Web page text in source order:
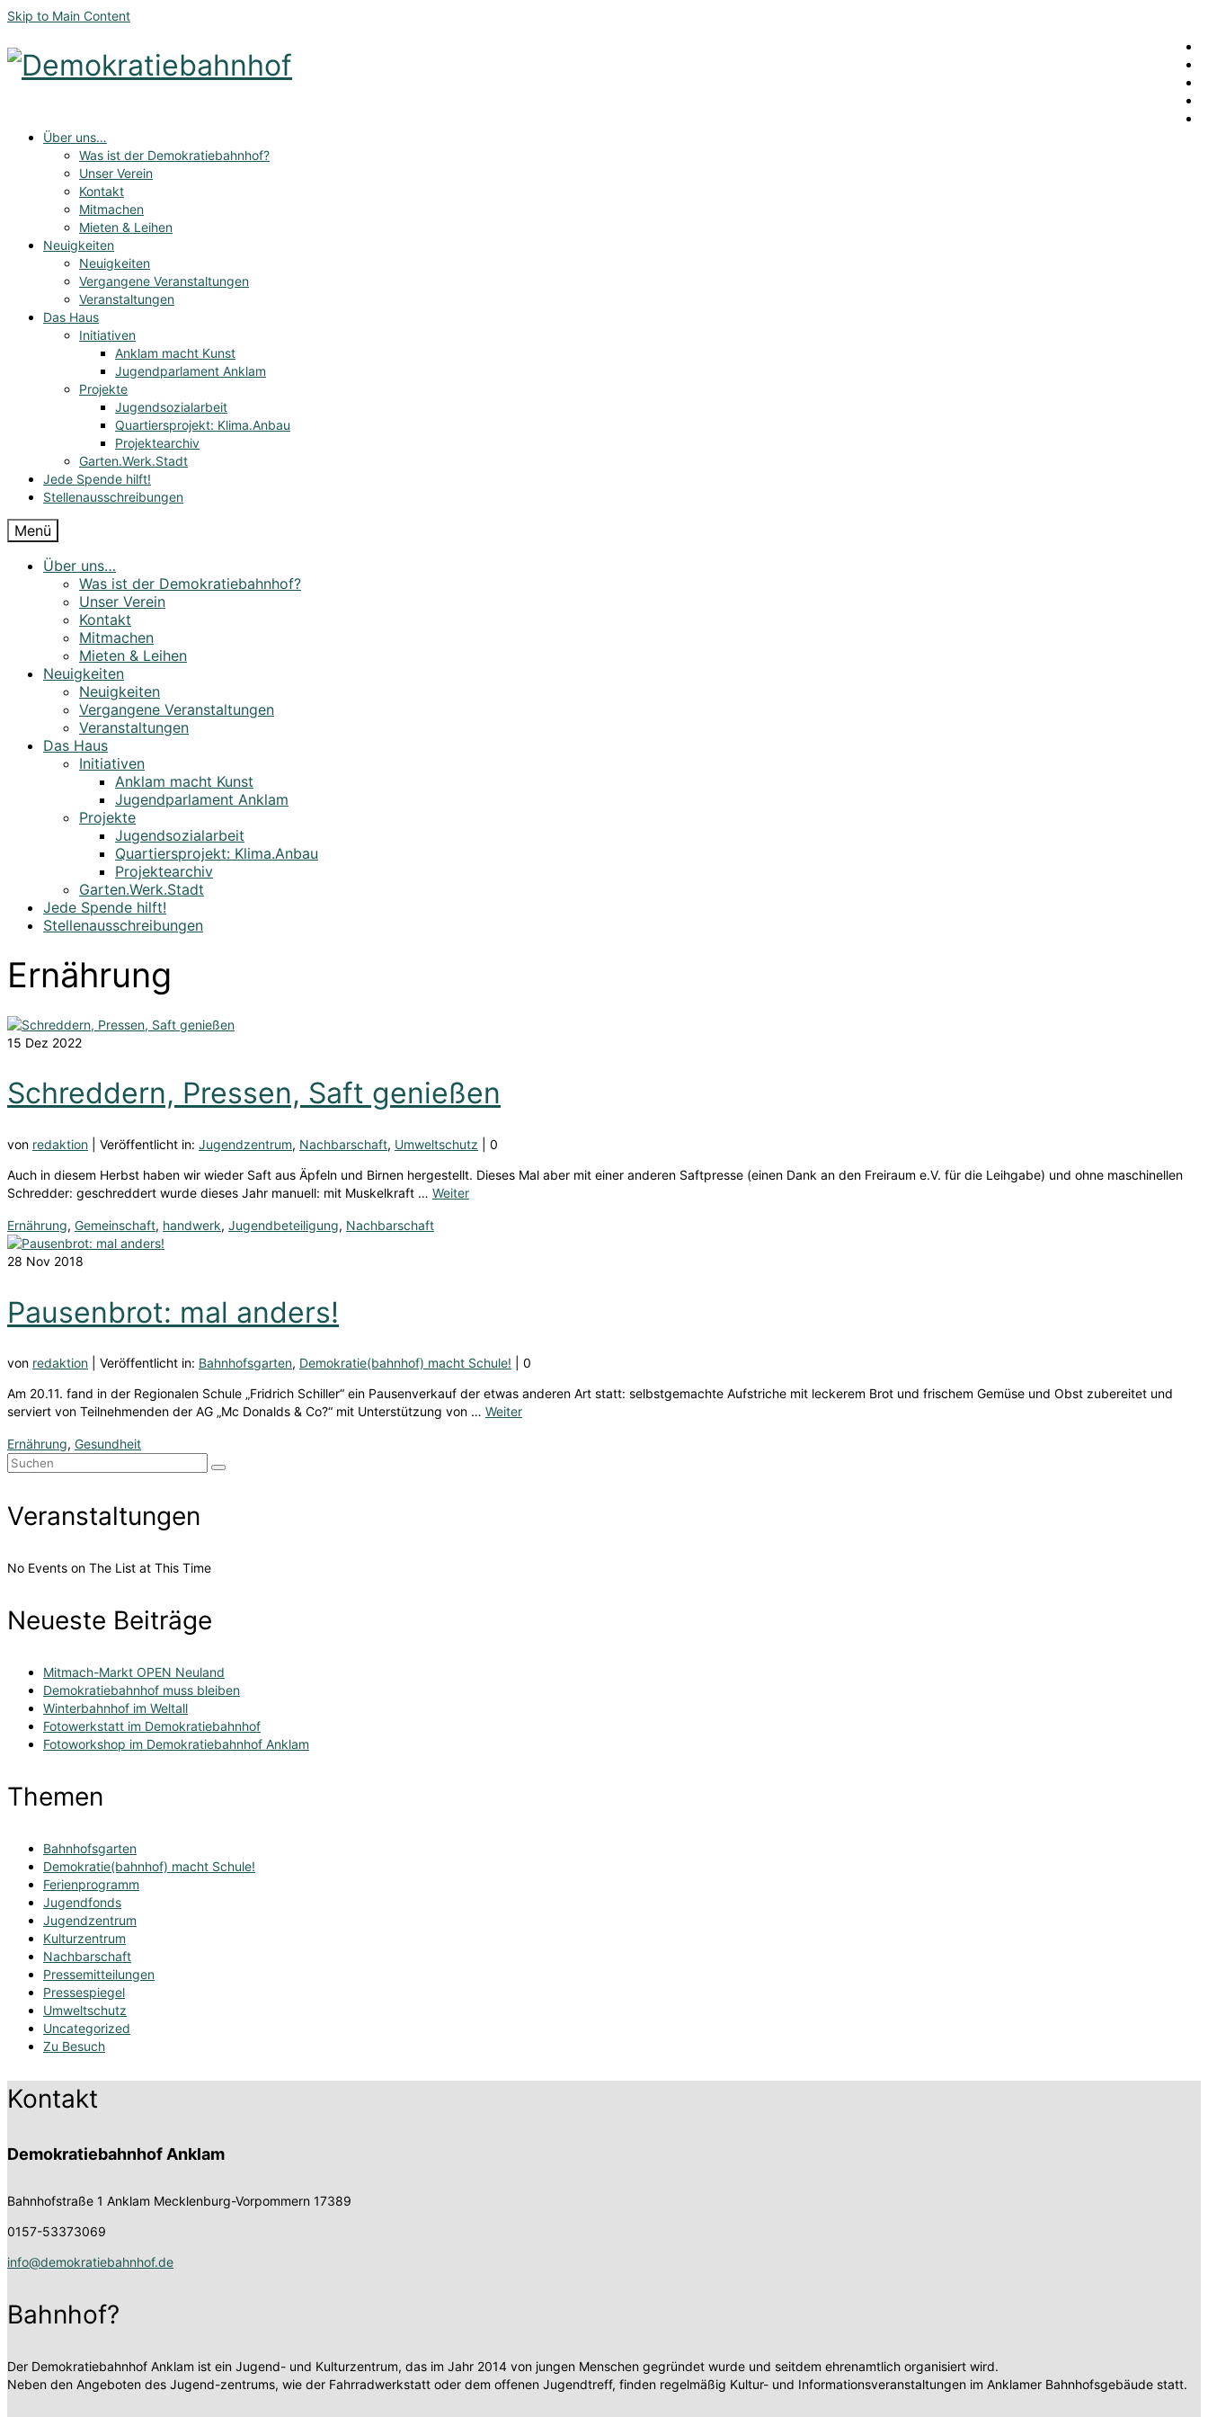
Skip to Main Content
Über uns…
Was ist der Demokratiebahnhof?
Unser Verein
Kontakt
Mitmachen
Mieten & Leihen
Neuigkeiten
Neuigkeiten
Vergangene Veranstaltungen
Veranstaltungen
Das Haus
Initiativen
Anklam macht Kunst
Jugendparlament Anklam
Projekte
Jugendsozialarbeit
Quartiersprojekt: Klima.Anbau
Projektearchiv
Garten.Werk.Stadt
Jede Spende hilft!
Stellenausschreibungen
Menü
Über uns…
Was ist der Demokratiebahnhof?
Unser Verein
Kontakt
Mitmachen
Mieten & Leihen
Neuigkeiten
Neuigkeiten
Vergangene Veranstaltungen
Veranstaltungen
Das Haus
Initiativen
Anklam macht Kunst
Jugendparlament Anklam
Projekte
Jugendsozialarbeit
Quartiersprojekt: Klima.Anbau
Projektearchiv
Garten.Werk.Stadt
Jede Spende hilft!
Stellenausschreibungen
Ernährung
15 Dez 2022
Schreddern, Pressen, Saft genießen
von redaktion Veröffentlicht in: Jugendzentrum, Nachbarschaft, Umweltschutz
0
Auch in diesem Herbst haben wir wieder Saft aus Äpfeln und Birnen hergestellt. Dieses Mal aber mit einer anderen Saftpresse (einen Dank an den Freiraum e.V. für die Leihgabe) und ohne maschinellen
Schredder: geschreddert wurde dieses Jahr manuell: mit Muskelkraft … Weiter
Ernährung, Gemeinschaft, handwerk, Jugendbeteiligung, Nachbarschaft
28 Nov 2018
Pausenbrot: mal anders!
von redaktion Veröffentlicht in: Bahnhofsgarten, Demokratie(bahnhof) macht Schule!
0
Am 20.11. fand in der Regionalen Schule „Fridrich Schiller“ ein Pausenverkauf der etwas anderen Art statt: selbstgemachte Aufstriche mit leckerem Brot und frischem Gemüse und Obst zubereitet und
serviert von Teilnehmenden der AG „Mc Donalds & Co?“ mit Unterstützung von … Weiter
Ernährung, Gesundheit
Suchen
Veranstaltungen
No Events on The List at This Time
Neueste Beiträge
Mitmach-Markt OPEN Neuland
Demokratiebahnhof muss bleiben
Winterbahnhof im Weltall
Fotowerkstatt im Demokratiebahnhof
Fotoworkshop im Demokratiebahnhof Anklam
Themen
Bahnhofsgarten
Demokratie(bahnhof) macht Schule!
Ferienprogramm
Jugendfonds
Jugendzentrum
Kulturzentrum
Nachbarschaft
Pressemitteilungen
Pressespiegel
Umweltschutz
Uncategorized
Zu Besuch
Kontakt
Demokratiebahnhof Anklam
Bahnhofstraße 1 Anklam Mecklenburg-Vorpommern 17389
0157-53373069
info@demokratiebahnhof.de
Bahnhof?
Der Demokratiebahnhof Anklam ist ein Jugend- und Kulturzentrum, das im Jahr 2014 von jungen Menschen gegründet wurde und seitdem ehrenamtlich organisiert wird.
Neben den Angeboten des Jugend-zentrums, wie der Fahrradwerkstatt oder dem offenen Jugendtreff, finden regelmäßig Kultur- und Informationsveranstaltungen im Anklamer Bahnhofsgebäude statt.